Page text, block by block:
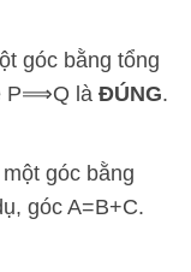
góc bằng tổng
P⟹Q là ĐÚNG.
góc bằng
gócA=B+C.